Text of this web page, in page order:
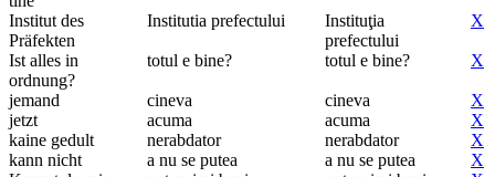
Institut des
Präfekten
Institutia prefectului
Instituţia
prefectului
X
Ist alles in
ordnung?
totul e bine? totul e bine? X
jemand cineva cineva
X
jetzt
acuma acuma
X
kaine gedult
nerabdator nerabdator
X
kann nicht
a nu se putea a nu se putea
X